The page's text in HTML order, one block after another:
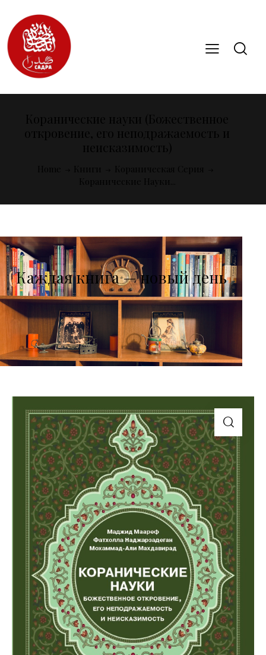
Каждая книга — новый день